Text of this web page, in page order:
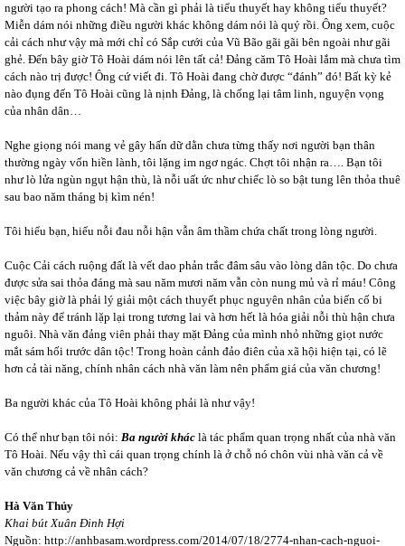
người tạo ra phong cách! Mà cần gì phải là tiểu thuyết hay không tiểu thuyết?
Miễn dám nói những điều người khác không dám nói là quý rồi. Ông xem, cuộc
cải cách như vậy mà mới chỉ có Sắp cưới của Vũ Bão gãi gãi bên ngoài như gãi
ghẻ. Đến bây giờ Tô Hoài dám nói lên tất cả! Đảng căm Tô Hoài lắm mà chưa tìm
cách nào trị được! Ông cứ viết đi. Tô Hoài đang chờ được “đánh” đó! Bất kỳ kẻ
nào đụng đến Tô Hoài cũng là nịnh Đảng, là chống lại tâm linh, nguyện vọng
của nhân dân…
Nghe giọng nói mang vẻ gây hấn dữ dằn chưa từng thấy nơi người bạn thân
thường ngày vốn hiền lành, tôi lặng im ngơ ngác. Chợt tôi nhận ra…. Bạn tôi
như lò lửa ngùn ngụt hận thù, là nỗi uất ức như chiếc lò so bật tung lên thỏa thuê
sau bao năm tháng bị kìm nén!
Tôi hiểu bạn, hiểu nỗi đau nỗi hận vẫn âm thầm chứa chất trong lòng người.
Cuộc Cải cách ruộng đất là vết dao phản trắc đâm sâu vào lòng dân tộc. Do chưa
được sửa sai thỏa đáng mà sau năm mươi năm vẫn còn nung mủ và rỉ máu! Công
việc bây giờ là phải lý giải một cách thuyết phục nguyên nhân của biến cố bi
thảm này để tránh lặp lại trong tương lai và hơn hết là hóa giải nỗi thù hận chưa
nguôi. Nhà văn đảng viên phải thay mặt Đảng của mình nhỏ những giọt nước
mắt sám hối trước dân tộc! Trong hoàn cảnh đảo điên của xã hội hiện tại, có lẽ
hơn cả tài năng, chính nhân cách nhà văn làm nên phẩm giá của văn chương!
Ba người khác của Tô Hoài không phải là như vậy!
Có thể như bạn tôi nói: Ba người khác là tác phẩm quan trọng nhất của nhà văn
Tô Hoài. Nếu vậy thì cái quan trọng chính là ở chỗ nó chôn vùi nhà văn cả về
văn chương cả về nhân cách?
Hà Văn Thủy
Khai bút Xuân Đinh Hợi
Nguồn: http://anhbasam.wordpress.com/2014/07/18/2774-nhan-cach-nguoi-